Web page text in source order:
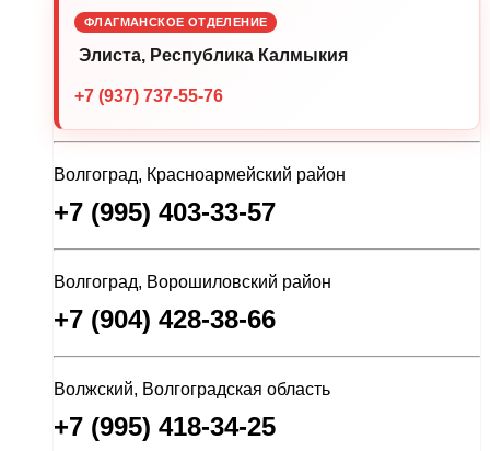
ФЛАГМАНСКОЕ ОТДЕЛЕНИЕ
Элиста, Республика Калмыкия
+7 (937) 737-55-76
Волгоград, Красноармейский район
+7 (995) 403-33-57
Волгоград, Ворошиловский район
+7 (904) 428-38-66
Волжский, Волгоградская область
+7 (995) 418-34-25